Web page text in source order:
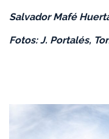
Salvador Mafé
Fotos: J. Portalés,